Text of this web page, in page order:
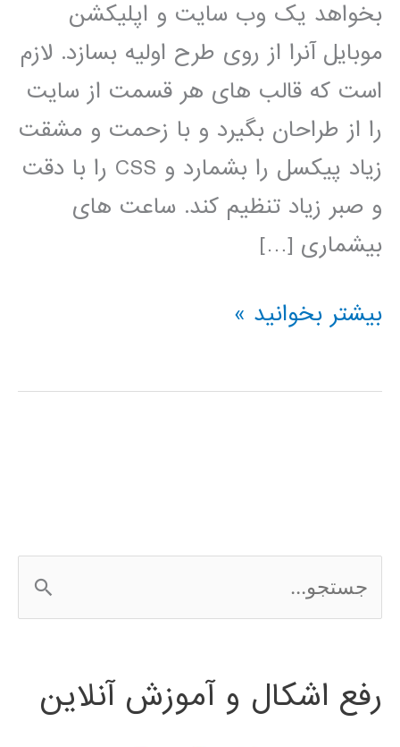
بخواهد یک وب سایت و اپلیکشن
موبایل آنرا از روی طرح اولیه بسازد. لازم
است که قالب های هر قسمت از سایت
را از طراحان بگیرد و با زحمت و مشقت
زیاد پیکسل را بشمارد و CSS را با دقت
و صبر زیاد تنظیم کند. ساعت های
بیشماری […]
آموزش
Bootstrap
بیشتر بخوانید »
س
ج
رفع اشکال و آموزش آنلاین